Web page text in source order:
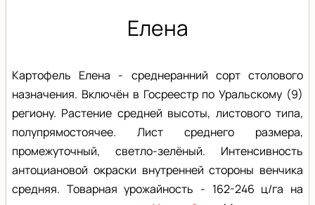
Елена
Картофель Елена - среднеранний сорт столового
назначения. Включён в Госреестр по Уральскому (9)
региону. Растение средней высоты, листового типа,
полупрямостоячее. Лист среднего размера,
промежуточный, светло-зелёный. Интенсивность
антоциановой окраски внутренней стороны венчика
средняя. Товарная урожайность - 162-246 ц/га на